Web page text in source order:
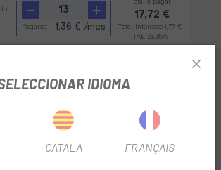
que la nutrición durante tus
la marca nutritiva exclusiva
con la base de carbohidratos que
IDIOMA
CATALÀ FRANÇAIS